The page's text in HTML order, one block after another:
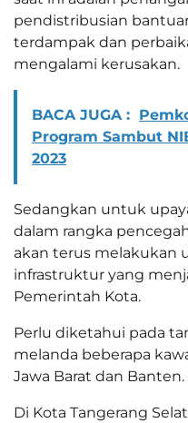
pendistribusian
terdampak dan
mengalami kerusakan.
BACA JUGA :
Program Sambut
2023
Sedangkan untuk
dalam rangka
akan terus melakukan
infrastruktur yang
Pemerintah Kota.
Perlu diketahui pada
melanda beberapa
Jawa Barat dan Banten.
Di Kota Tangerang